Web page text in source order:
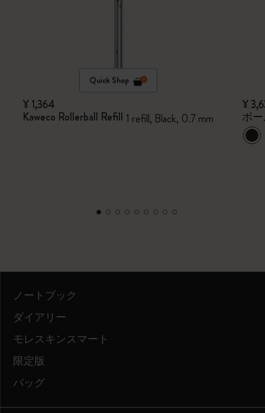
Quick Shop
¥ 1,364
Kaweco Rollerball Refill 1 refill, Black, 0.7 mm
¥
ボ
ノートブック
ダイアリー
モレスキンスマート
限定版
バッグ